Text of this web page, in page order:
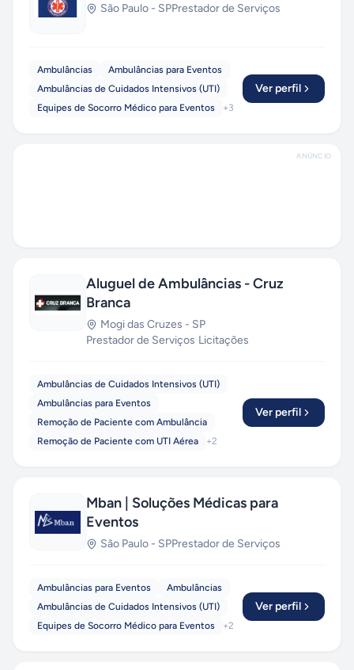
São Paulo - SPPrestador de Serviços
Ambulâncias
Ambulâncias para Eventos
Ambulâncias de Cuidados Intensivos (UTI)
Equipes de Socorro Médico para Eventos
+3
Ver perfil
ANÚNCIO
Aluguel de Ambulâncias - Cruz
Branca
Mogi das Cruzes - SP
Prestador de Serviços·Licitações
Ambulâncias de Cuidados Intensivos (UTI)
Ambulâncias para Eventos
Remoção de Paciente com Ambulância
Remoção de Paciente com UTI Aérea
+2
Ver perfil
Mban | Soluções Médicas para
Eventos
São Paulo - SPPrestador de Serviços
Ambulâncias para Eventos
Ambulâncias
Ambulâncias de Cuidados Intensivos (UTI)
Equipes de Socorro Médico para Eventos
+2
Ver perfil